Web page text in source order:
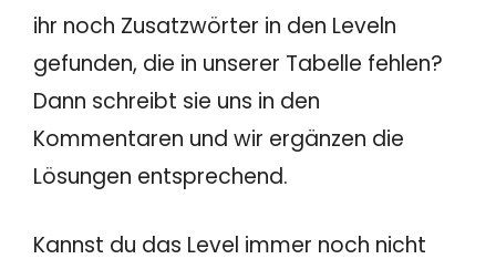
ihr noch Zusatzwörter in den Leveln
gefunden, die in unserer Tabelle fehlen?
Dann schreibt sie uns in den
Kommentaren und wir ergänzen die
Lösungen entsprechend.
Kannst du das Level immer noch nicht